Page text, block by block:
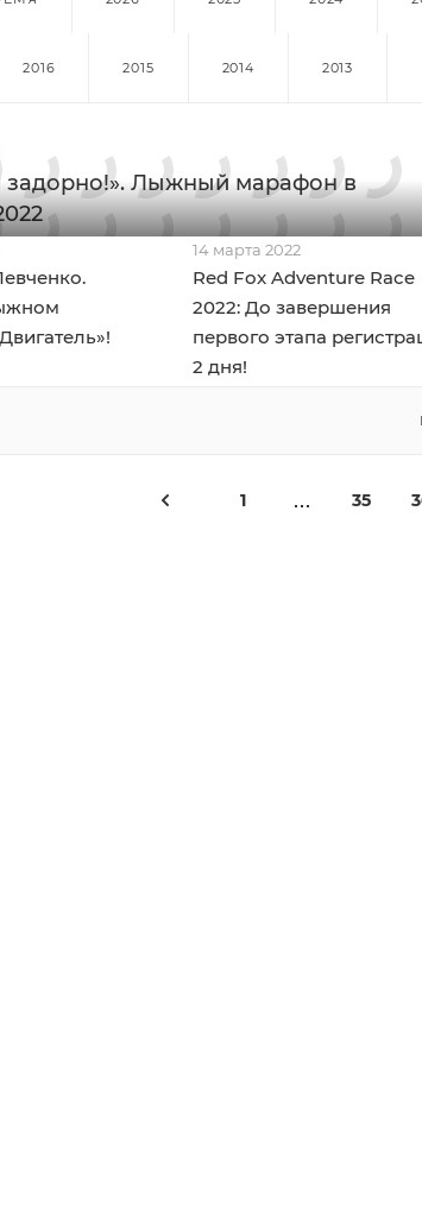
2016 2015 2014 2013
задорно!». Лыжный марафон в
14 марта 2022
Red Fox Adventure Race
2022: До завершения
первого этапа
2 дня!
1 35